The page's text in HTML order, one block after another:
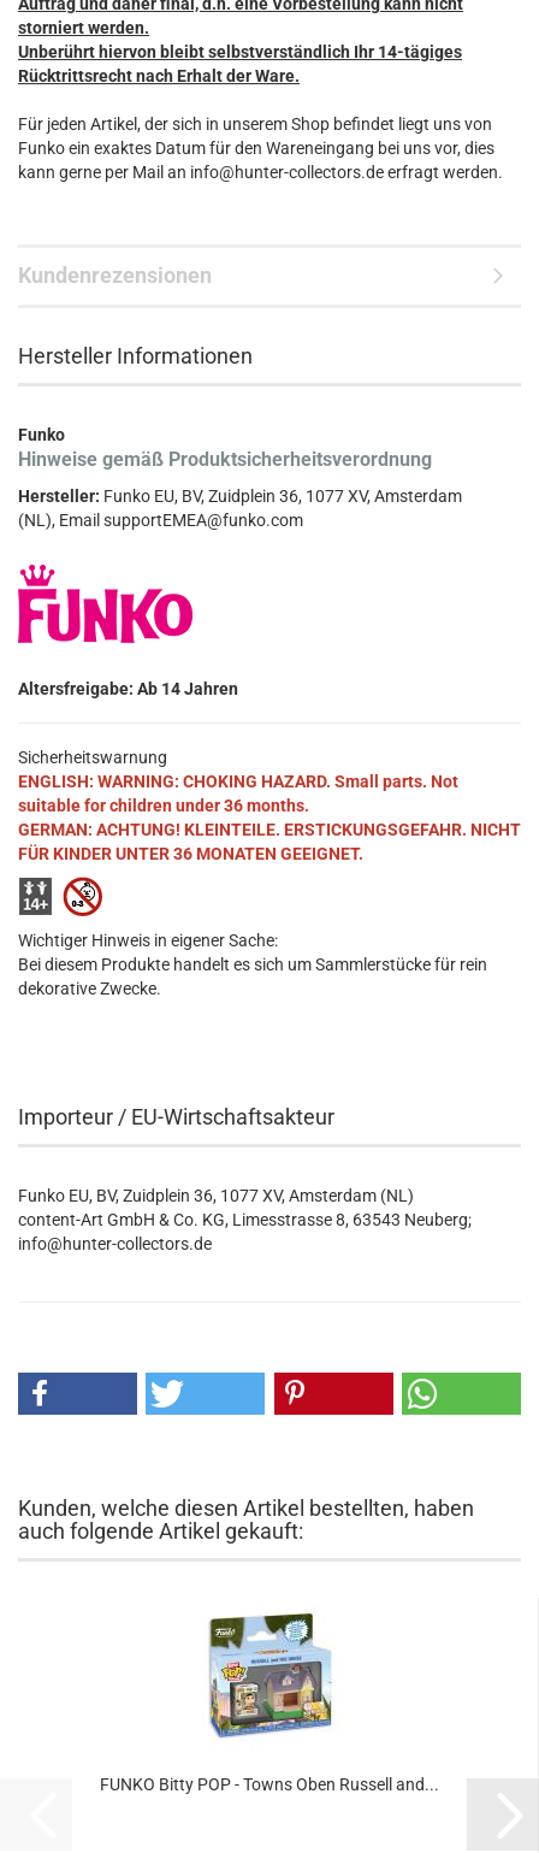
Auftrag und daher final, d.h. eine Vorbestellung kann nicht
storniert werden.
Unberührt hiervon bleibt selbstverständlich Ihr 14-tägiges
Rücktrittsrecht nach Erhalt der Ware.
Für jeden Artikel, der sich in unserem Shop befindet liegt uns von
Funko ein exaktes Datum für den Wareneingang bei uns vor, dies
kann gerne per Mail an info@hunter-collectors.de erfragt werden.
Kundenrezensionen
Hersteller Informationen
Funko
Hinweise gemäß Produktsicherheitsverordnung
Hersteller: Funko EU, BV, Zuidplein 36, 1077 XV, Amsterdam
(NL), Email supportEMEA@funko.com
Altersfreigabe: Ab 14 Jahren
Sicherheitswarnung
ENGLISH: WARNING: CHOKING HAZARD. Small parts. Not
suitable for children under 36 months.
GERMAN: ACHTUNG! KLEINTEILE. ERSTICKUNGSGEFAHR. NICHT
FÜR KINDER UNTER 36 MONATEN GEEIGNET.
Wichtiger Hinweis in eigener Sache:
Bei diesem Produkte handelt es sich um Sammlerstücke für rein
dekorative Zwecke.
Importeur / EU-Wirtschaftsakteur
Funko EU, BV, Zuidplein 36, 1077 XV, Amsterdam (NL)
content-Art GmbH & Co. KG, Limesstrasse 8, 63543 Neuberg;
info@hunter-collectors.de
Kunden, welche diesen Artikel bestellten, haben
auch folgende Artikel gekauft:
FUNKO Bitty POP - Towns Oben Rus­sell and...